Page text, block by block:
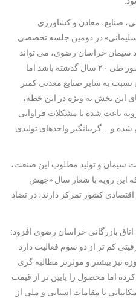
صنایع، معادن و کشاورزی
در دومین جلسه تخصصی
سیمان خراسان رضوی، می تواند
معادل کل تولیدات این محصول در کشور طی ۲۰ سال گذشته باشد اما
به سایر صنایع معدنی کمتر
این بخش به ویژه در این خطه،
باعث شده تا مشکلات فراوانی
و … گریبانگیر واحدهای تولیدی
سیمان و تولید مطلوب این صنعت،
این رویه با شعار سال «جهش
کشور تمرکز دارند، در تضاد
بازرگانی خراسان رضوی افزود:
کم تر از دو سوم فعالیت دارد.
نیز بیشتر و موثرتر مطالبه گری
اما محصول را پایین تر از قیمت
با مقامات استانی و ملی از